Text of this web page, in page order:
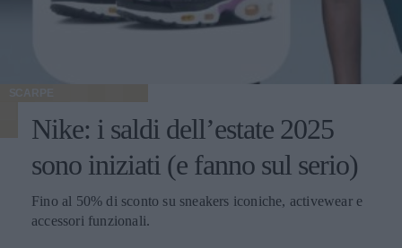
SCARPE
Nike: i saldi dell’estate 2025
sono iniziati (e fanno sul serio)
Fino al 50% di sconto su sneakers iconiche, activewear e
accessori funzionali.